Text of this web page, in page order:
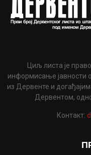
Циљ листа је
информисање јавности
из Дервенте и
Дервентом,
Контакт: